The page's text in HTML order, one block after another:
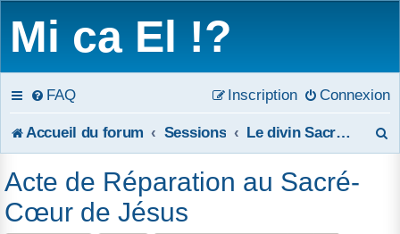
Mi ca El !?
FAQ Connexion
Inscription
Accueil du forum Sessions Le divin Sacré-Coeur de Jésus
Acte de Réparation au Sacré-
Cœur de Jésus